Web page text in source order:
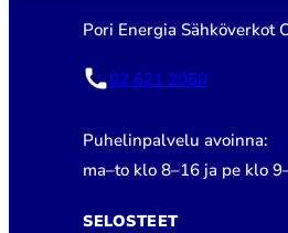
Pori Energia Sähköverkot
02 621 2050
Puhelinpalvelu avoinna:
ma–to klo 8–16 ja pe klo
SELOSTEET